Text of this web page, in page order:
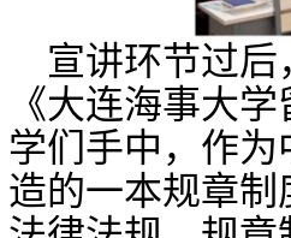
宣讲环节过后
《大连海事大学
学们手中，作
造的一本规章